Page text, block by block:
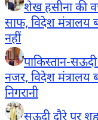
शेख हसीना की
साफ, विदेश मंत्रालय
नहीं
पाकिस्तान-
नजर, विदेश मंत्रालय
निगरानी